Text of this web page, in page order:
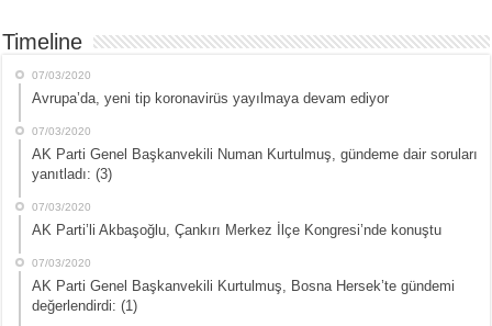
Timeline
07/03/2020
Avrupa’da, yeni tip koronavirüs yayılmaya devam ediyor
07/03/2020
AK Parti Genel Başkanvekili Numan Kurtulmuş, gündeme dair soruları
yanıtladı: (3)
07/03/2020
AK Parti’li Akbaşoğlu, Çankırı Merkez İlçe Kongresi’nde konuştu
07/03/2020
AK Parti Genel Başkanvekili Kurtulmuş, Bosna Hersek’te gündemi
değerlendirdi: (1)